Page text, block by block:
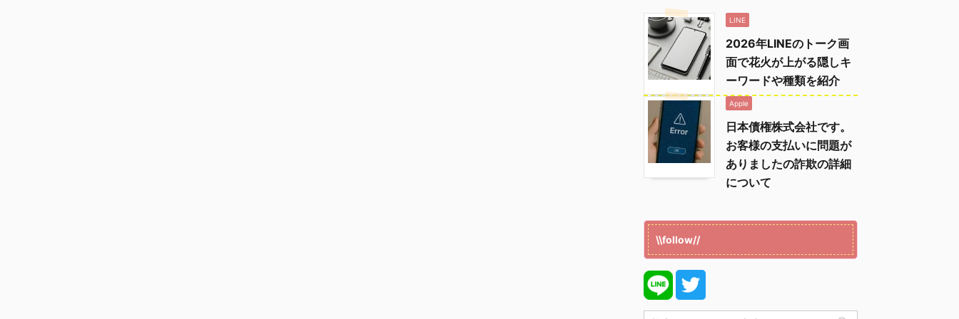
LINE
2026年LINEのトーク画
面で花火が上がる隠しキ
ーワードや種類を紹介
Apple
日本債権株式会社です。
お客様の支払いに問題が
ありましたの詐欺の詳細
について
\\follow//